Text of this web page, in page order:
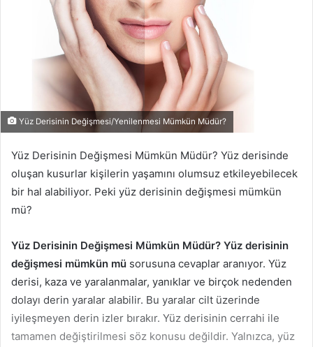
Yüz Derisinin Değişmesi/Yenilenmesi Mümkün Müdür?
Yüz Derisinin Değişmesi Mümkün Müdür? Yüz derisinde
oluşan kusurlar kişilerin yaşamını olumsuz etkileyebilecek
bir hal alabiliyor. Peki yüz derisinin değişmesi mümkün
mü?
Yüz Derisinin Değişmesi Mümkün Müdür? Yüz derisinin
değişmesi mümkün mü sorusuna cevaplar aranıyor. Yüz
derisi, kaza ve yaralanmalar, yanıklar ve birçok nedenden
dolayı derin yaralar alabilir. Bu yaralar cilt üzerinde
iyileşmeyen derin izler bırakır. Yüz derisinin cerrahi ile
tamamen değiştirilmesi söz konusu değildir. Yalnızca, yüz